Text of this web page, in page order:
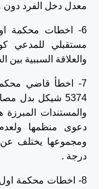
معدل دخل الفرد دون
6- اخطات محكمة
مستقبلي للمدعي
والعلاقة السببية بين
7- اخطأ قاضي
5374 شيكل بدل
والمستندات
دعوى منظمها
ومجموعها يختلف
درجة .
8- اخطات محكمة